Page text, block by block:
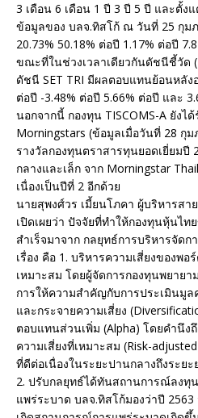
3 เดือน 6 เดือน 1 ปี 3 ปี 5 ปี และตั้ง
ข้อมูลของ บลจ.ทิสโก้ ณ วันที่ 25 กุม
20.73% 50.18% ต่อปี 1.17% ต่อปี
ขณะที่ในช่วงเวลาเดียวกันดัชนีชี้วัด
ดัชนี SET TRI มีผลตอบแทนย้อนหลัง
ต่อปี -3.48% ต่อปี 5.66% ต่อปี และ
นอกจากนี้ กองทุน TISCOMS-A ยังไ
Morningstars (ข้อมูลเมื่อวันที่ 28 กุ
รางวัลกองทุนตราสารทุนยอดเยี่ยมปี
กลางและเล็ก จาก Morningstar
เนื่องเป็นปีที่ 2 อีกด้วย
นายสุพงศ์วร เมี้ยนโภคา ผู้บริหารสา
เปิดเผยว่า ปัจจัยที่ทำให้กองทุนหุ้นไ
สำเร็จมาจาก กลยุทธ์การบริหารจัด
เรื่อง คือ 1. บริหารความเสี่ยงของพ
เหมาะสม โดยผู้จัดการกองทุนพยาย
การให้ความสำคัญกับการประเมินมูล
และกระจายความเสี่ยง
ตอบแทนส่วนเพิ่ม (Alpha) โดยคำนึ
ความเสี่ยงที่เหมาะสม (Risk-
ที่ดีต่อเนื่องในระยะปานกลางถึงระยะ
2. ปรับกลยุทธ์ได้ทันสถานการณ์ลงทุ
แพร่ระบาด บลจ.ทิสโก้มองว่าปี